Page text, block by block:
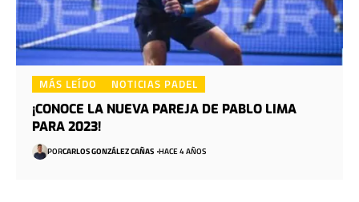
MÁS LEÍDO NOTICIAS PADEL
¡CONOCE LA NUEVA PAREJA DE PABLO LIMA
PARA 2023!
PORCARLOS GONZÁLEZ CAÑAS HACE 4 AÑOS